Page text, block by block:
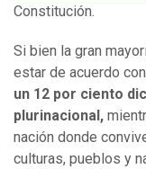
Constitución.
Si bien la gran
estar de acuerdo
un 12 por ciento
plurinacional,
nación donde
culturas, pueblos y